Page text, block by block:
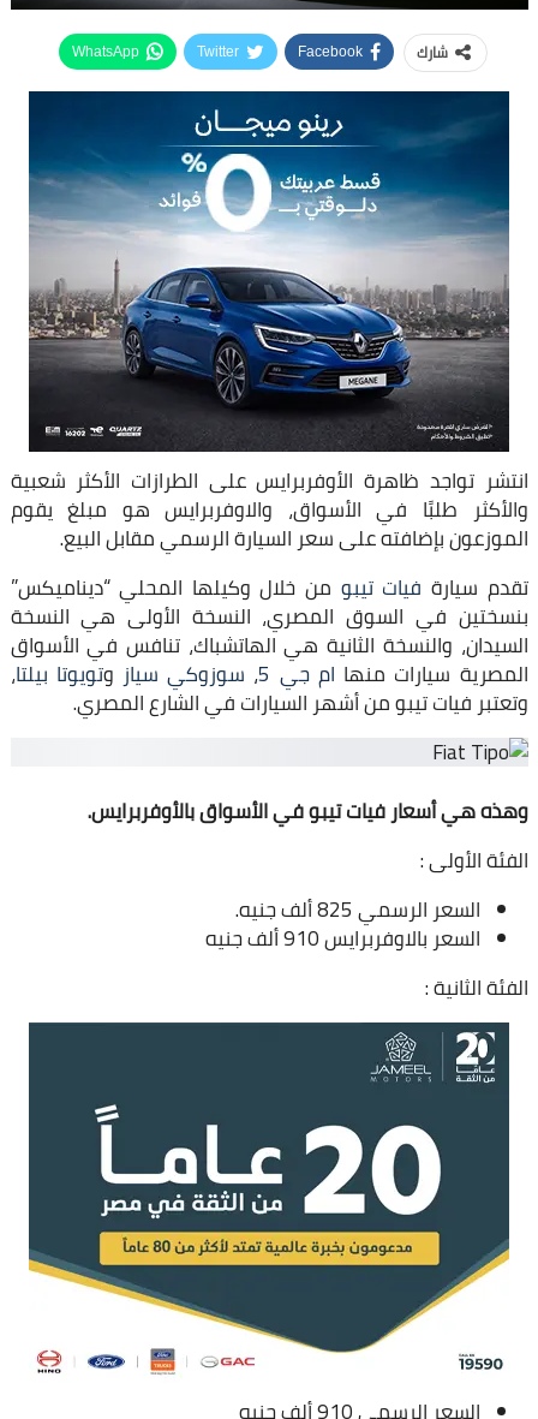
شارك Facebook
Twitter
WhatsApp
انتشر تواجد ظاهرة الأوفربرايس على الطرازات الأكثر شعبية
والأكثر طلبًا في الأسواق، والاوفربرايس هو مبلغ يقوم
الموزعون بإضافته على سعر السيارة الرسمي مقابل البيع.
تقدم سيارة فيات تيبو من خلال وكيلها المحلي “ديناميكس”
بنسختين في السوق المصري، النسخة الأولى هي النسخة
السيدان، والنسخة الثانية هي الهاتشباك، تنافس في الأسواق
المصرية سيارات منها ام جي 5 ، سوزوكي سياز وتويوتا بيلتا،
وتعتبر فيات تيبو من أشهر السيارات في الشارع المصري.
وهذه هي أسعار فيات تيبو في الأسواق بالأوفربرايس.
الفئة الأولى :
السعر الرسمي 825 ألف جنيه.
السعر بالاوفربرايس 910 ألف جنيه
الفئة الثانية :